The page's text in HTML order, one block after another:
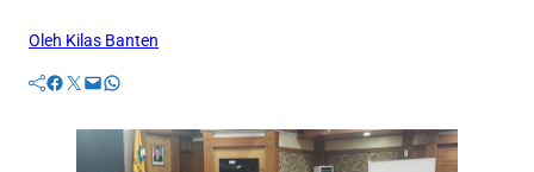
Oleh Kilas Banten
Facebook Twitter Mail WhatsApp